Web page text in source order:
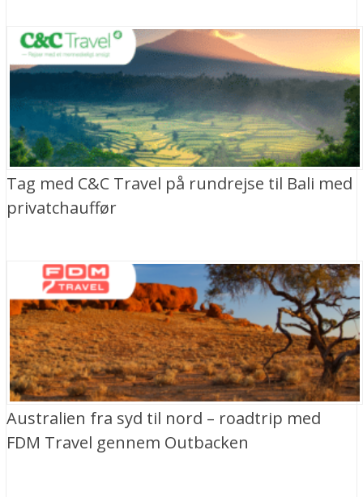
Tag med C&C Travel på rundrejse til Bali med
privatchauffør
Australien fra syd til nord – roadtrip med
FDM Travel gennem Outbacken